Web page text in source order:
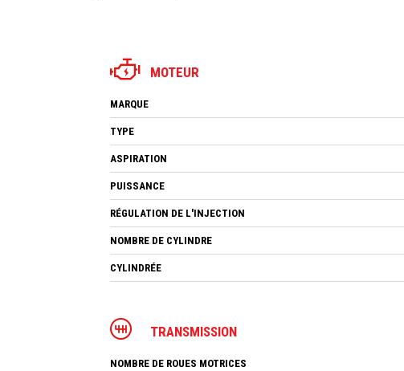
MOTEUR
MARQUE
TYPE
ASPIRATION
PUISSANCE
RÉGULATION DE L'INJECTION
NOMBRE DE CYLINDRE
CYLINDRÉE
TRANSMISSION
NOMBRE DE ROUES MOTRICES